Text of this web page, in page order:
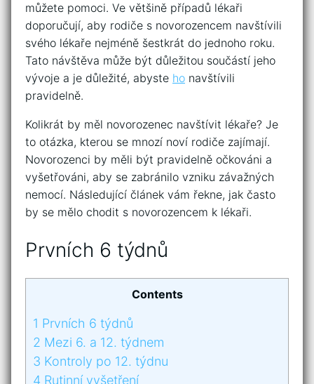
můžete pomoci. Ve většině případů lékaři
doporučují, aby rodiče s novorozencem navštívili
svého lékaře nejméně šestkrát do jednoho roku.
Tato návštěva může být důležitou součástí jeho
vývoje a je důležité, abyste ho navštívili
pravidelně.
Kolikrát by měl novorozenec navštívit lékaře? Je
to otázka, kterou se mnozí noví rodiče zajímají.
Novorozenci by měli být pravidelně očkováni a
vyšetřováni, aby se zabránilo vzniku závažných
nemocí. Následující článek vám řekne, jak často
by se mělo chodit s novorozencem k lékaři.
Prvních 6 týdnů
Contents
1 Prvních 6 týdnů
2 Mezi 6. a 12. týdnem
3 Kontroly po 12. týdnu
4 Rutinní vyšetření